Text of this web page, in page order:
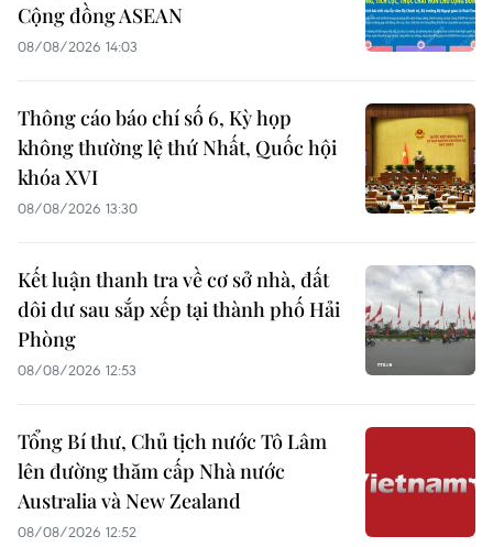
Cộng đồng ASEAN
08/08/2026 14:03
Thông cáo báo chí số 6, Kỳ họp
không thường lệ thứ Nhất, Quốc hội
khóa XVI
08/08/2026 13:30
Kết luận thanh tra về cơ sở nhà, đất
dôi dư sau sắp xếp tại thành phố Hải
Phòng
08/08/2026 12:53
Tổng Bí thư, Chủ tịch nước Tô Lâm
lên đường thăm cấp Nhà nước
Australia và New Zealand
08/08/2026 12:52